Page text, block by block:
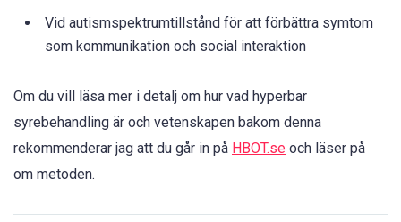
Vid autismspektrumtillstånd för att förbättra symtom
som kommunikation och social interaktion
Om du vill läsa mer i detalj om hur vad hyperbar
syrebehandling är och vetenskapen bakom denna
rekommenderar jag att du går in på HBOT.se och läser på
om metoden.